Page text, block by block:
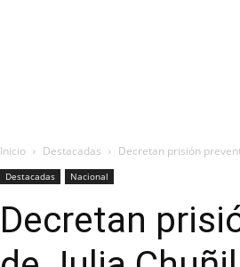
Inicio Destacadas Decretan prisión
Destacadas Nacional
Decretan